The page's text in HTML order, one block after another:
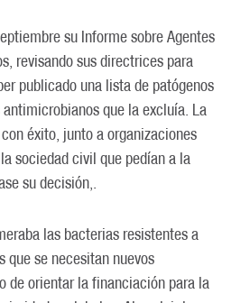
su Informe sobre Agentes
revisando sus directrices para
publicado una lista de patógenos
que la excluía. La
éxito, junto a organizaciones
sociedad civil que pedían a la
su decisión,.
las bacterias resistentes a
que se necesitan nuevos
de orientar la financiación para la